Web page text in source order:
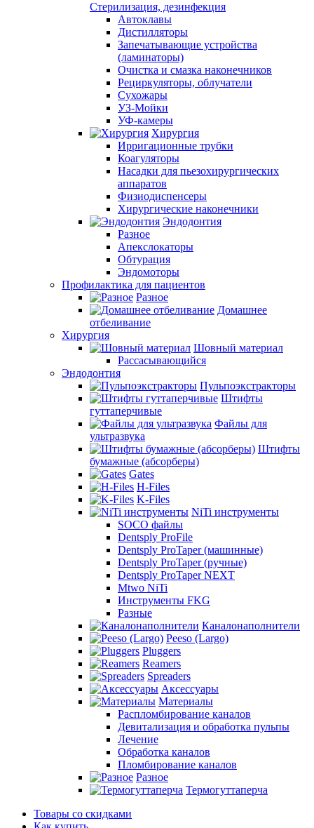
Стерилизация, дезинфекция
Автоклавы
Дистилляторы
Запечатывающие устройства
(ламинаторы)
Очистка и смазка наконечников
Рециркуляторы, облучатели
Сухожары
УЗ-Мойки
УФ-камеры
Хирургия
Ирригационные трубки
Коагуляторы
Насадки для пьезохирургических
аппаратов
Физиодиспенсеры
Хирургические наконечники
Эндодонтия
Разное
Апекслокаторы
Обтурация
Эндомоторы
Профилактика для пациентов
Разное
Домашнее
отбеливание
Хирургия
Шовный материал
Рассасывающийся
Эндодонтия
Пульпоэкстракторы
Штифты
гуттаперчивые
Файлы для
ультразвука
Штифты
бумажные (абсорберы)
Gates
H-Files
K-Files
NiTi инструменты
SOCO файлы
Dentsply ProFile
Dentsply ProTaper (машинные)
Dentsply ProTaper (ручные)
Dentsply ProTaper NEXT
Mtwo NiTi
Инструменты FKG
Разные
Каналонаполнители
Peeso (Largo)
Pluggers
Reamers
Spreaders
Аксессуары
Материалы
Распломбирование каналов
Девитализация и обработка пульпы
Лечение
Обработка каналов
Пломбирование каналов
Разное
Термогуттаперча
Товары со скидками